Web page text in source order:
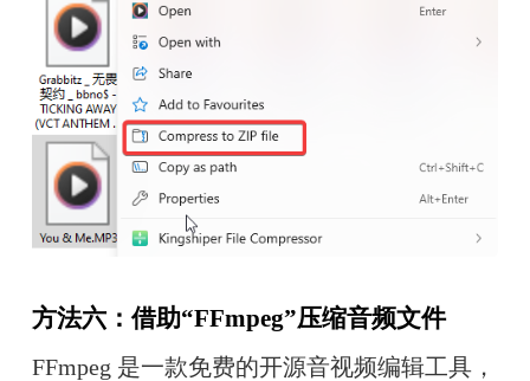
方法六：借助“FFmpeg”压缩音频文件
FFmpeg 是一款免费的开源音视频编辑工具，